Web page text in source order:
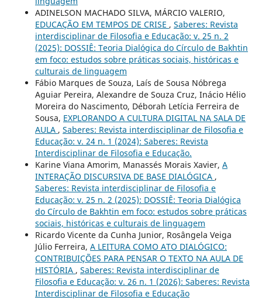
ADINELSON MACHADO SILVA, MÁRCIO VALERIO,
EDUCAÇÃO EM TEMPOS DE CRISE , Saberes: Revista
interdisciplinar de Filosofia e Educação: v. 25 n. 2
(2025): DOSSIÊ: Teoria Dialógica do Círculo de Bakhtin
em foco: estudos sobre práticas sociais, históricas e
culturais de linguagem
Fábio Marques de Souza, Laís de Sousa Nóbrega
Aguiar Pereira, Alexandre de Souza Cruz, Inácio Hélio
Moreira do Nascimento, Déborah Letícia Ferreira de
Sousa, EXPLORANDO A CULTURA DIGITAL NA SALA DE
AULA , Saberes: Revista interdisciplinar de Filosofia e
Educação: v. 24 n. 1 (2024): Saberes: Revista
Interdisciplinar de Filosofia e Educação.
Karine Viana Amorim, Manassés Morais Xavier, A
INTERAÇÃO DISCURSIVA DE BASE DIALÓGICA ,
Saberes: Revista interdisciplinar de Filosofia e
Educação: v. 25 n. 2 (2025): DOSSIÊ: Teoria Dialógica
do Círculo de Bakhtin em foco: estudos sobre práticas
sociais, históricas e culturais de linguagem
Ricardo Vicente da Cunha Junior, Rosângela Veiga
Júlio Ferreira, A LEITURA COMO ATO DIALÓGICO:
CONTRIBUIÇÕES PARA PENSAR O TEXTO NA AULA DE
HISTÓRIA , Saberes: Revista interdisciplinar de
Filosofia e Educação: v. 26 n. 1 (2026): Saberes: Revista
Interdisciplinar de Filosofia e Educação